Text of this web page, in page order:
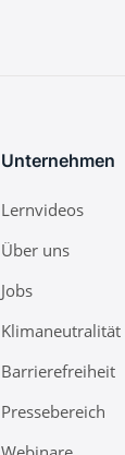
Unternehmen
Lernvideos
Über uns
Jobs
Klimaneutralität
Barrierefreiheit
Pressebereich